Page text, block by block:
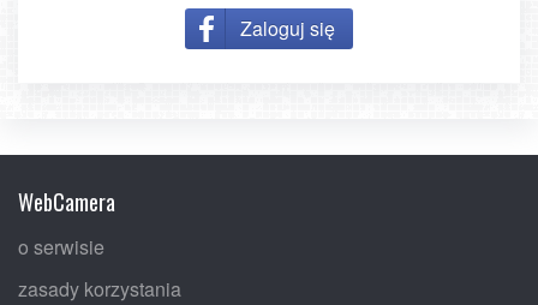
Zaloguj się
WebCamera
o serwisie
zasady korzystania